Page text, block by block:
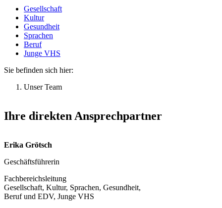
Gesellschaft
Kultur
Gesundheit
Sprachen
Beruf
Junge VHS
Sie befinden sich hier:
Unser Team
Ihre direkten Ansprechpartner
Erika Grötsch
Geschäftsführerin
Fachbereichsleitung
Gesellschaft, Kultur, Sprachen, Gesundheit,
Beruf und EDV, Junge VHS